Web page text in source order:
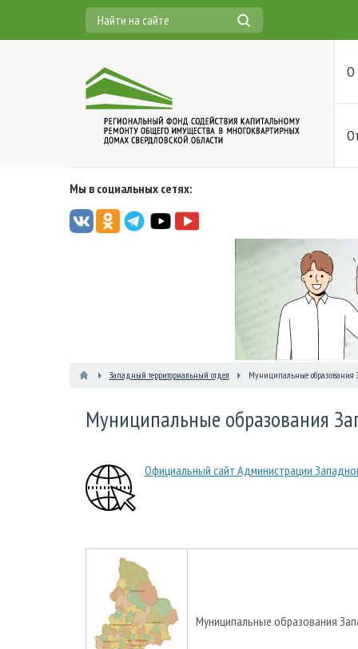
О
Мы в социальных сетях:
Западный территориальный отдел Муниципальные образования
Муниципальные образования
Официальный сайт Администрации
Муниципальные образования